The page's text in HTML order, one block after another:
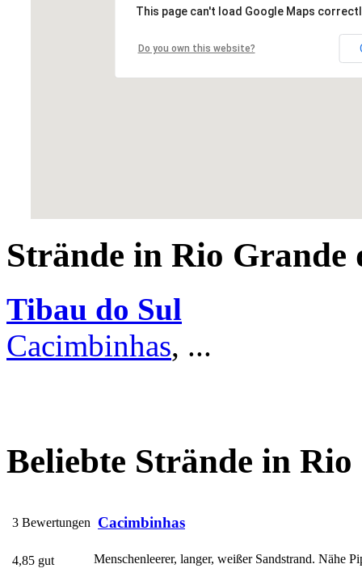
This page can't load Google Maps
Do you own this website?
Strände in Rio Grande
Tibau do Sul
Cacimbinhas, ...
Beliebte Strände in
3 Bewertungen Cacimbinhas
Menschenleerer, langer, weißer Sandstrand. Nähe
4,85 gut